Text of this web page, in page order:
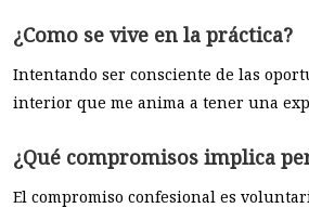
¿Como se vive en la práctica?
Intentando ser consciente de las
interior que me anima a tener una
¿Qué compromisos implica
El compromiso confesional es